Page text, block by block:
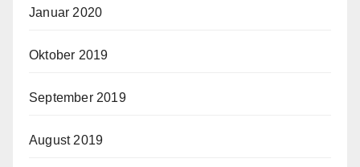
Januar 2020
Oktober 2019
September 2019
August 2019